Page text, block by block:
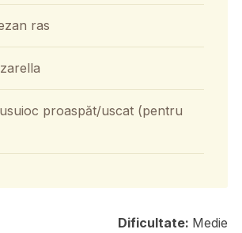
ras
proaspăt/uscat (pentru
Dificultate: Medie